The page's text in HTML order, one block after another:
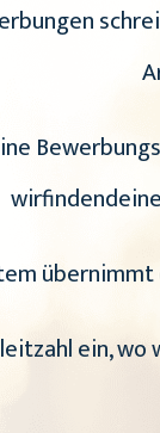
ein, wo